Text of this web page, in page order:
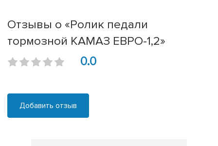
Отзывы о «Ролик педали
тормозной КАМАЗ ЕВРО-1,2»
0.0
Добавить отзыв